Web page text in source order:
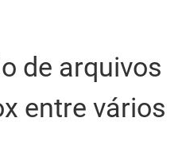
de arquivos
entre vários